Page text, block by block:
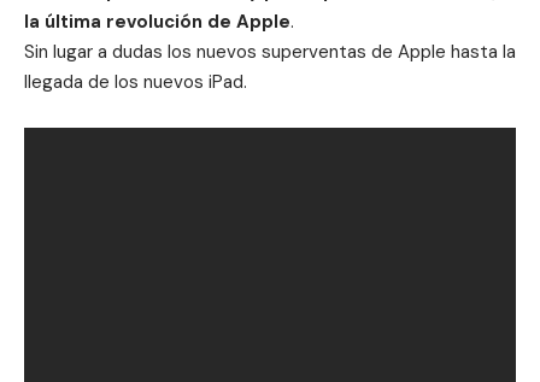
la última revolución de Apple.
Sin lugar a dudas los nuevos superventas de Apple hasta la
llegada de los nuevos iPad.